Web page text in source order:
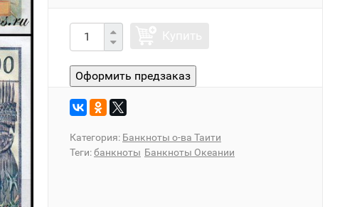
Категория: Банкноты о-ва Таити
Теги:банкноты Банкноты Океании